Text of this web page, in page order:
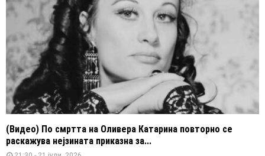
(Видео) По смртта на Оливера Катарина повторно се
раскажува нејзината приказна за...